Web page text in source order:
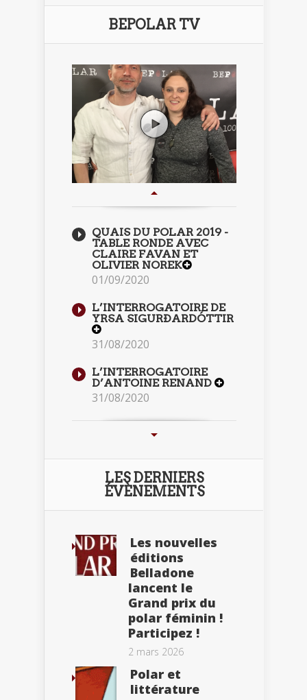
BEPOLAR TV
QUAIS DU POLAR 2019 -
TABLE RONDE AVEC
CLAIRE FAVAN ET
OLIVIER NOREK
01/09/2020
L’INTERROGATOIRE DE
YRSA SIGURÐARDÓTTIR
31/08/2020
L’INTERROGATOIRE
D’ANTOINE RENAND
31/08/2020
LES DERNIERS
ÉVÈNEMENTS
Les nouvelles
éditions
Belladone
lancent le
Grand prix du
polar féminin !
Participez !
2 mars 2026
Polar et
littérature